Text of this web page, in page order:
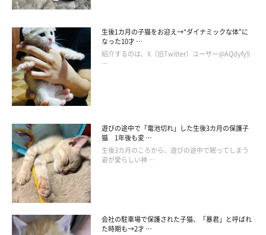
生後1カ月の子猫をお迎え→“ダイナミックな体”に
なった10才 …
紹介するのは、X（旧Twitter）ユーザー@AQdyfy9
…
遊びの途中で「電池切れ」した生後3カ月の保護子
猫 1年後も変 …
生後3カ月のころから、遊びの途中で眠ってしまう
姿が愛らしい神 …
会社の駐車場で保護された子猫、「暴君」と呼ばれ
た時期も→2才 …